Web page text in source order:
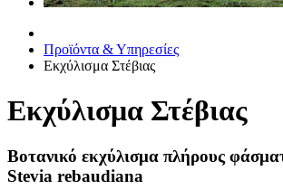
Προϊόντα & Υπηρεσίες
Εκχύλισμα Στέβιας
Εκχύλισμα Στέβιας
Βοτανικό εκχύλισμα πλήρους
Stevia rebaudiana